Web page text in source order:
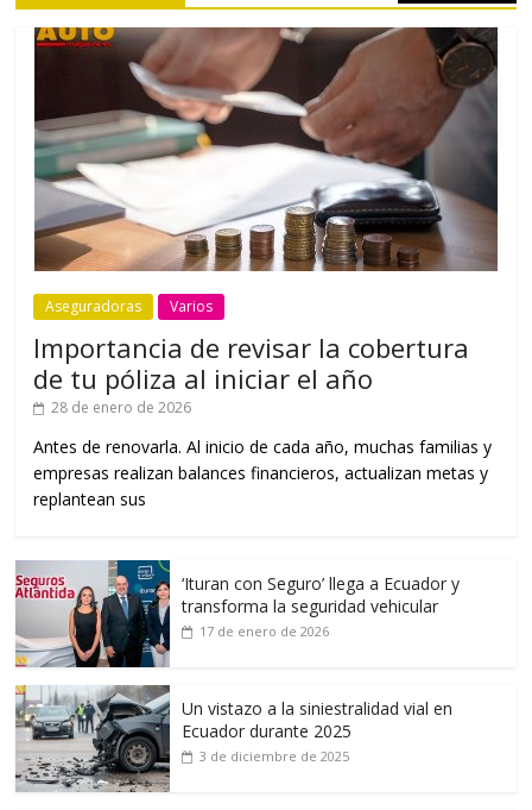
Aseguradoras Varios
Importancia de revisar la cobertura
de tu póliza al iniciar el año
28 de enero de 2026
Antes de renovarla. Al inicio de cada año, muchas familias y
empresas realizan balances financieros, actualizan metas y
replantean sus
‘Ituran con Seguro’ llega a Ecuador y
transforma la seguridad vehicular
17 de enero de 2026
Un vistazo a la siniestralidad vial en
Ecuador durante 2025
3 de diciembre de 2025